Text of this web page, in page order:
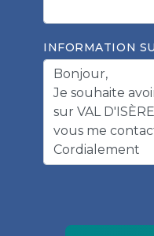
INFORMATION